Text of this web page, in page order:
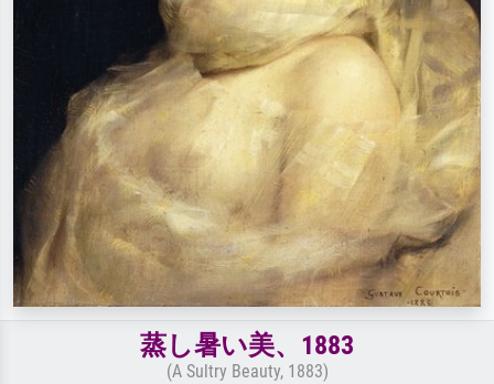
蒸し暑い美、1883
(A Sultry Beauty, 1883)